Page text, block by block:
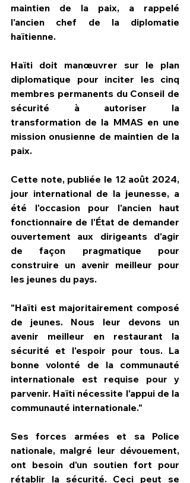
maintien de la paix, a rappelé
l'ancien chef de la diplomatie
haïtienne.
Haïti doit manœuvrer sur le plan
diplomatique pour inciter les cinq
membres permanents du Conseil de
sécurité à autoriser la
transformation de la MMAS en une
mission onusienne de maintien de la
paix.
Cette note, publiée le 12 août 2024,
jour international de la jeunesse, a
été l'occasion pour l'ancien haut
fonctionnaire de l'État de demander
ouvertement aux dirigeants d'agir
de façon pragmatique pour
construire un avenir meilleur pour
les jeunes du pays.
"Haïti est majoritairement composé
de jeunes. Nous leur devons un
avenir meilleur en restaurant la
sécurité et l'espoir pour tous. La
bonne volonté de la communauté
internationale est requise pour y
parvenir. Haïti nécessite l'appui de la
communauté internationale."
Ses forces armées et sa Police
nationale, malgré leur dévouement,
ont besoin d'un soutien fort pour
rétablir la sécurité. Ceci peut se